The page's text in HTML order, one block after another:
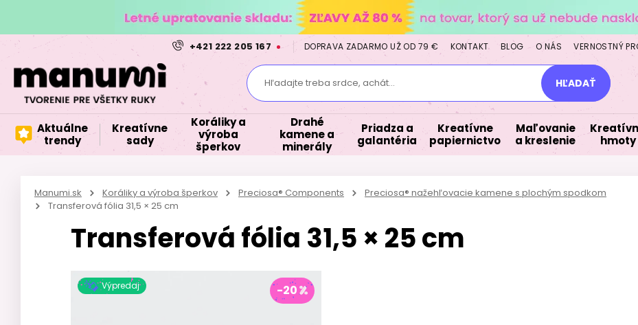
+421 222 205 167 DOPRAVA ZADARMO UŽ OD 79 € KONTAKT BLOG O NÁS VERNOSTNÝ
Hľadajte treba srdce, achát... HĽADAŤ
Aktuálne
trendy
Kreatívne
sady
Koráliky a
výroba
šperkov
Drahé
kamene a
minerály
Priadza a
galantéria
Kreatívne
papiernictvo
Maľovanie
a kreslenie
hmoty
Manumi.sk Koráliky a výroba šperkov Preciosa® Components
Preciosa® nažehľovacie kamene s plochým spodkom
Transferová fólia 31,5 × 25 cm
Transferová fólia 31,5 × 25 cm
Výpredaj -20